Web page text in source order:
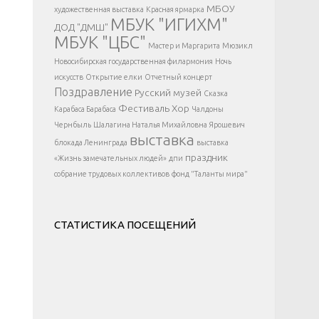
</div >
художественная выставка Красная ярмарка МБОУ
ДОД "ДМШ" МБУК "ИГИХМ"
МБУК "ЦБС" Мастер и Маргарита Мюзикл
Новосибирская государственная филармония Ночь
искусств Открытие елки Отчетный концерт
Поздравление Русский музей Сказка
Карабаса Барабаса ФестивальХор Чалдоны
Чернбыль Шалагина Наталья Михайловна Ярошевич
блокада Ленинграда выставка выставка
«Жизнь замечательных людей» дпи праздник
собрание трудовых коллективов фонд "Таланты мира"
СТАТИСТИКА ПОСЕЩЕНИЙ